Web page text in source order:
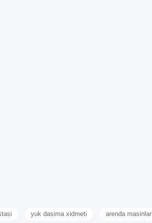
yuk dasima xidmeti arenda masinlar